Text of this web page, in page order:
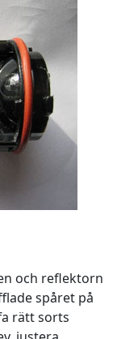
och reflektorn
spåret på
rätt sorts